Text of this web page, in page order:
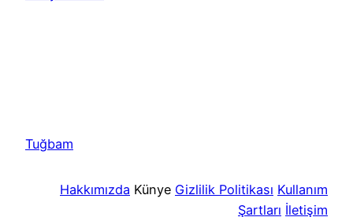
Tuğbam
Hakkımızda Künye Gizlilik Politikası Kullanım
Şartları İletişim